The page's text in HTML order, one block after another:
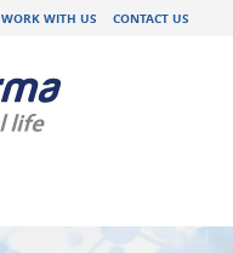
WORK WITH US CONTACT US